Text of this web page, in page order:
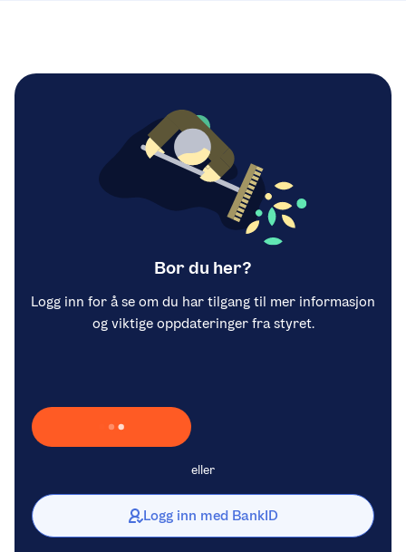
Bor du her?
Logg inn for å se om du har tilgang til mer informasjon
og viktige oppdateringer fra styret.
Laster inn Vipps …
eller
Logg inn med BankID